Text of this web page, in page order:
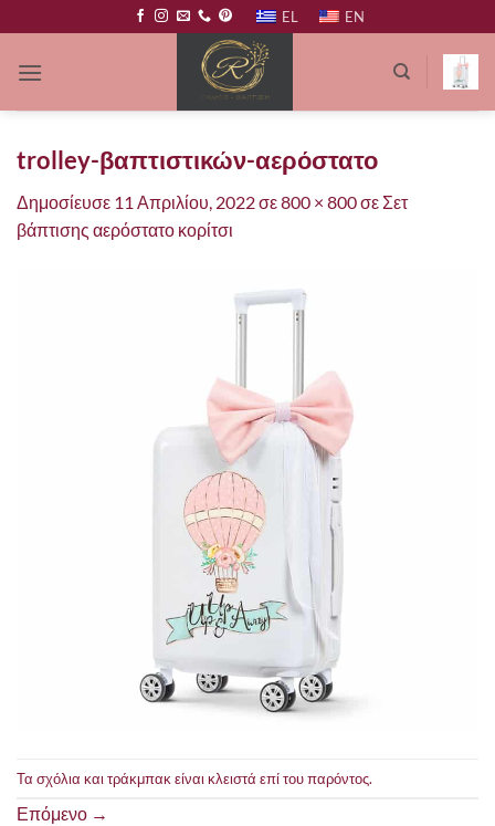
στο
περιεχόμενο
EL EN
trolley-βαπτιστικών-αερόστατο
Δημοσίευσε 11 Απριλίου, 2022σε800 × 800σε Σετ
βάπτισης αερόστατο κορίτσι
Τα σχόλια και τράκμπακ είναι κλειστά επί του παρόντος.
Επόμενο →